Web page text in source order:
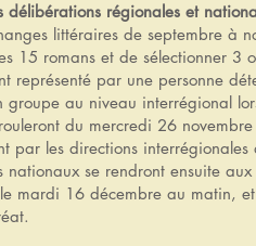
délibérations régionales et
littéraires de septembre à
15 romans et de sélectionner 3
représenté par une personne
groupe au niveau interrégional
du mercredi 26
par les directions interrégionales
nationaux se rendront ensuite
mardi 16 décembre au matin,